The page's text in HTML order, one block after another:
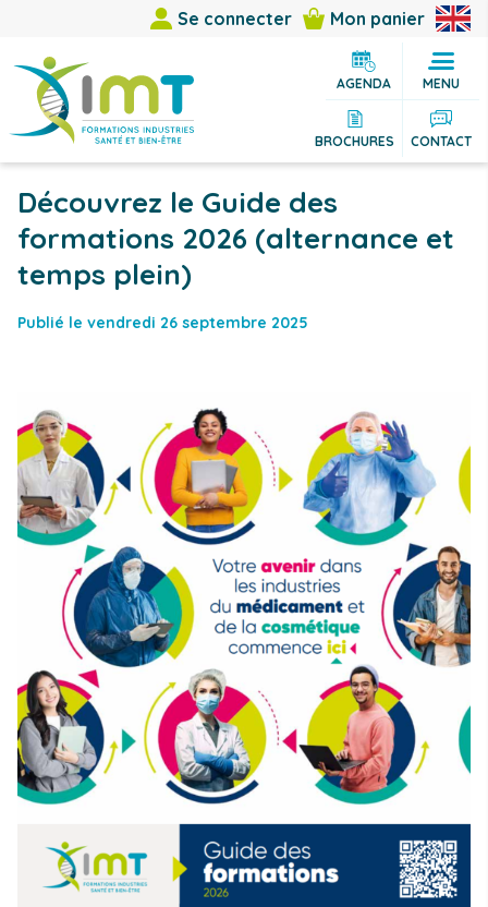
Se connecter Mon panier
MENU
AGENDA
BROCHURES CONTACT
Découvrez le Guide des
formations 2026 (alternance et
temps plein)
Publié le vendredi 26 septembre 2025